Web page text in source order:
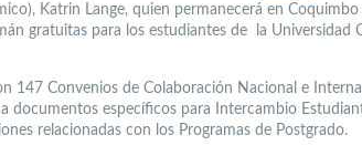
Katrin Lange, quien permanecerá en
gratuitas para los estudiantes de la Universidad
147 Convenios de Colaboración Nacional e
documentos específicos para Intercambio
relacionadas con los Programas de Postgrado.